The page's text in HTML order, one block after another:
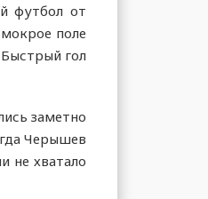
футбол от
поле
гол
заметно
Черышев
не хватало